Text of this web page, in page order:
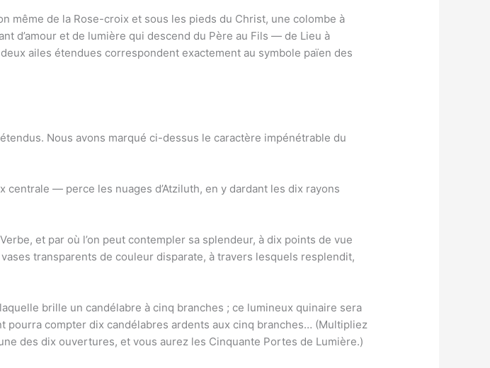
même de la Rose-croix et sous les pieds du Christ, une colombe à
d’amour et de lumière qui descend du Père au Fils — de Lieu à
ailes étendues correspondent exactement au symbole païen des
Nous avons marqué ci-dessus le caractère impénétrable du
— perce les nuages d’Atziluth, en y dardant les dix rayons
et par où l’on peut contempler sa splendeur, à dix points de vue
vases transparents de couleur disparate, à travers lesquels resplendit,
brille un candélabre à cinq branches ; ce lumineux quinaire sera
pourra compter dix candélabres ardents aux cinq branches… (Multipliez
des dix ouvertures, et vous aurez les Cinquante Portes de Lumière.)